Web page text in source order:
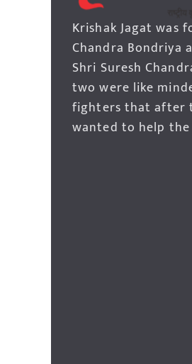
Krishak Jagat was
Chandra Bondriya
Shri Suresh
two were like
fighters that after
wanted to help